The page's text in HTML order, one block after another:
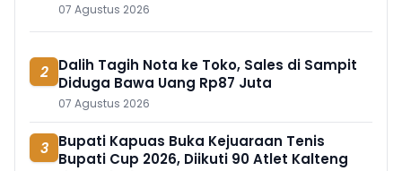
07 Agustus 2026
2 Dalih Tagih Nota ke Toko, Sales di Sampit
Diduga Bawa Uang Rp87 Juta
07 Agustus 2026
3 Bupati Kapuas Buka Kejuaraan Tenis
Bupati Cup 2026, Diikuti 90 Atlet Kalteng